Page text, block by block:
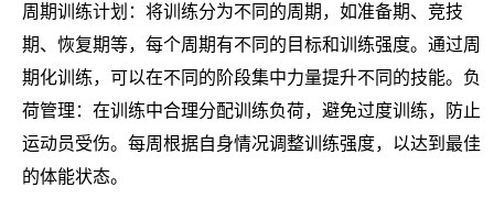
周期训练计划：将训练分为不同的周期，如准备期、竞技
期、恢复期等，每个周期有不同的目标和训练强度。通过周
期化训练，可以在不同的阶段集中力量提升不同的技能。负
荷管理：在训练中合理分配训练负荷，避免过度训练，防止
运动员受伤。每周根据自身情况调整训练强度，以达到最佳
的体能状态。